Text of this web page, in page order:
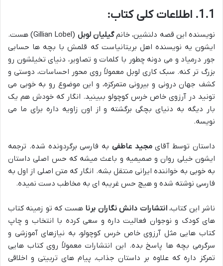
1.1. اطلاعات کلی کتاب:
نویسنده این قصه دلنشین، خانمگیلیان لوبل
(Gillian Lobel) هست.
ایشون یه نویسنده اهل بریتانیاست که قلمش با بچه ها حسابی
جور درمیاد و می دونه چطور با کلمات و تصاویر، دنیای تخیلشون رو
بزرگ تر کنه. سبک کاری لوبل معمولاً روی محور احساسات، دوستی و
کشف جهان درونی و بیرونی متمرکزه، و این موضوع رو به خوبی می
تونید در آرزوی خاص خرس کوچولو ببینید. انگار که خودش هم یک
بار دیگه به دنیای بچگی برگشته و از اون زاویه داره برای ما می
نویسه.
داستان توسط آقایمجید عاطفی به فارسی برگردونده شده. ترجمه
ایشون خیلی روان و صمیمیه و باعث میشه که حس اصلی داستان
به خوبی به خواننده ایرانی منتقل بشه. انگار که متن اصلی از اول به
فارسی نوشته شده و هیچ حس غریبه ای به مخاطب دست نمیده.
ناشر این کتاب،انتشارات دانش نگاران برنا هست که تو زمینه کتاب
های کودک و نوجوان فعالیت داره و سعی کرده با انتخاب و چاپ
کتاب هایی مثل آرزوی خاص خرس کوچولو، به نیازهای آموزشی و
سرگرمی بچه ها پاسخ بده. این انتشارات معمولاً روی کتاب هایی
تمرکز داره که علاوه بر داستان جذاب، پیام های تربیتی و اخلاقی